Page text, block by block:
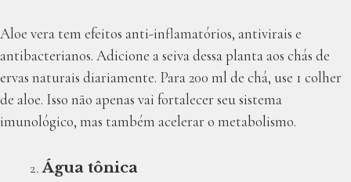
Aloe vera tem efeitos anti-inflamatórios, antivirais e
antibacterianos. Adicione a seiva dessa planta aos chás de
ervas naturais diariamente. Para 200 ml de chá, use 1 colher
de aloe. Isso não apenas vai fortalecer seu sistema
imunológico, mas também acelerar o metabolismo.
Água tônica